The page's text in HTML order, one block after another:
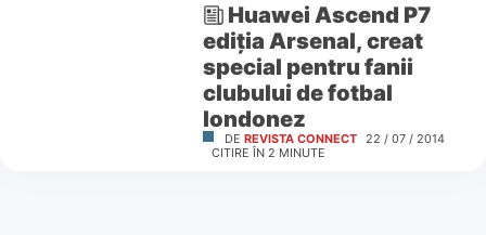
Huawei Ascend P7
ediția Arsenal, creat
special pentru fanii
clubului de fotbal
londonez
DE REVISTA CONNECT 22 / 07 / 2014
CITIRE ÎN 2 MINUTE